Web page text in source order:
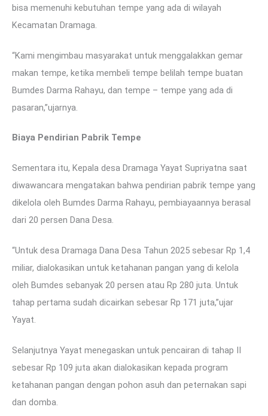
bisa memenuhi kebutuhan tempe yang ada di wilayah
Kecamatan Dramaga.
“Kami mengimbau masyarakat untuk menggalakkan gemar
makan tempe, ketika membeli tempe belilah tempe buatan
Bumdes Darma Rahayu, dan tempe – tempe yang ada di
pasaran,”ujarnya.
Biaya Pendirian Pabrik Tempe
Sementara itu, Kepala desa Dramaga Yayat Supriyatna saat
diwawancara mengatakan bahwa pendirian pabrik tempe yang
dikelola oleh Bumdes Darma Rahayu, pembiayaannya berasal
dari 20 persen Dana Desa.
“Untuk desa Dramaga Dana Desa Tahun 2025 sebesar Rp 1,4
miliar, dialokasikan untuk ketahanan pangan yang di kelola
oleh Bumdes sebanyak 20 persen atau Rp 280 juta. Untuk
tahap pertama sudah dicairkan sebesar Rp 171 juta,”ujar
Yayat.
Selanjutnya Yayat menegaskan untuk pencairan di tahap II
sebesar Rp 109 juta akan dialokasikan kepada program
ketahanan pangan dengan pohon asuh dan peternakan sapi
dan domba.